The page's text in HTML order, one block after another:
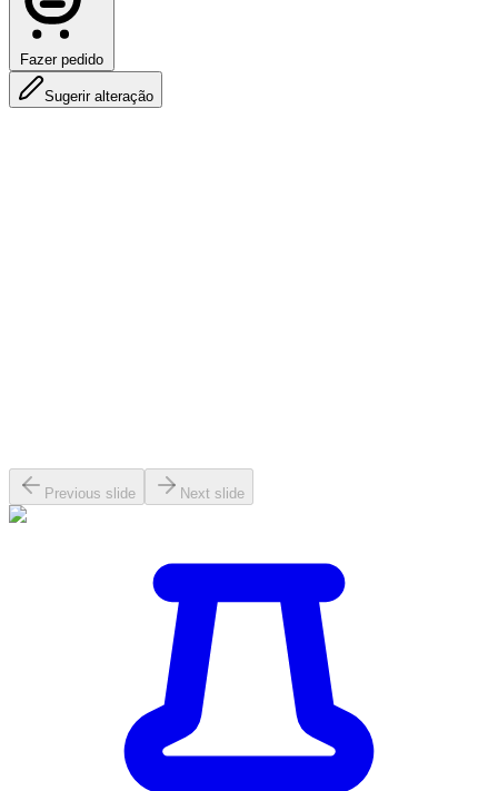
Fazer pedido
Sugerir alteração
Previous slide Next slide